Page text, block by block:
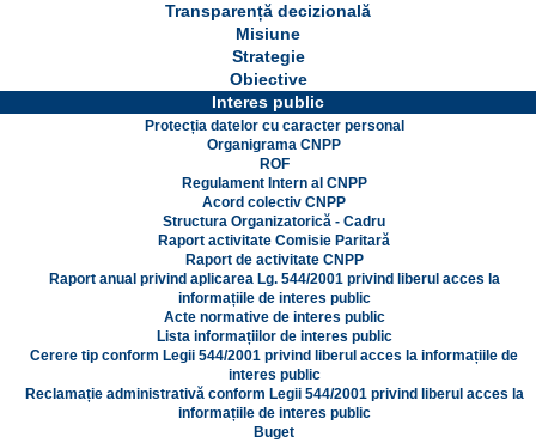
Transparență decizională
Misiune
Strategie
Obiective
Interes public
Protecția datelor cu caracter personal
Organigrama CNPP
ROF
Regulament Intern al CNPP
Acord colectiv CNPP
Structura Organizatorică - Cadru
Raport activitate Comisie Paritară
Raport de activitate CNPP
Raport anual privind aplicarea Lg. 544/2001 privind liberul acces la
informațiile de interes public
Acte normative de interes public
Lista informațiilor de interes public
Cerere tip conform Legii 544/2001 privind liberul acces la informațiile de
interes public
Reclamație administrativă conform Legii 544/2001 privind liberul acces la
informațiile de interes public
Buget